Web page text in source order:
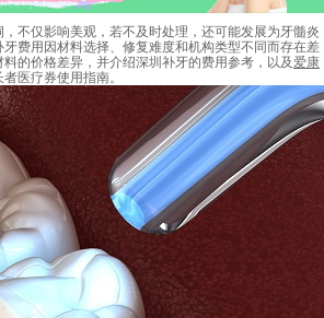
仅影响美观，若不及时处理，还可能发展为牙髓炎
费用因材料选择、修复难度和机构类型不同而存在差
的价格差异，并介绍深圳补牙的费用参考，以及爱康
医疗券使用指南。